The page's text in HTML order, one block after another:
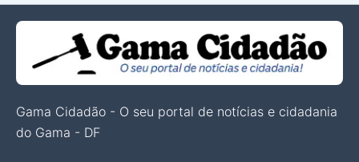
Gama Cidadão - O seu portal de notícias e cidadania
do Gama - DF